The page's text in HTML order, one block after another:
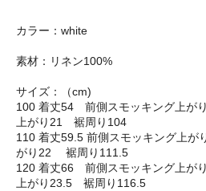
カラー：white
素材：リネン100%
サイズ：（cm)
100 着丈54 前側スモッキング上が
上がり21 裾周り104
110 着丈59.5 前側スモッキング上が
がり22 裾周り111.5
120 着丈66 前側スモッキング上が
上がり23.5 裾周り116.5